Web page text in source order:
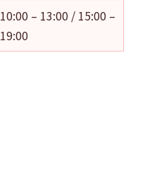
10:00 – 13:00 / 15:00 –
19:00